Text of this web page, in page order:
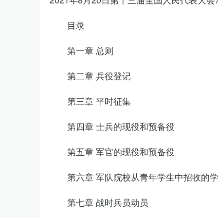
目录
第一章 总则
第二章 兵役登记
第三章 平时征集
第四章 士兵的现役和预备役
第五章 军官的现役和预备役
第六章 军队院校从青年学生中招收的
第七章 战时兵员动员